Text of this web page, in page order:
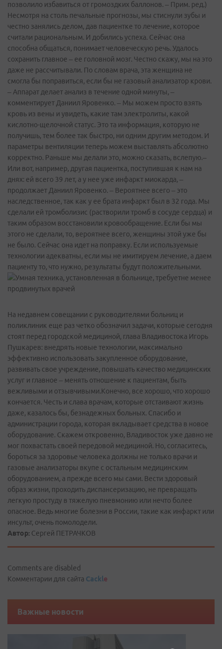
позволило избавиться от громоздких баллонов. – Прим. ред.)
Несмотря на столь печальные прогнозы, мы стиснули зубы и
честно занялись делом, дав пациентке то лечение, которое
считали рациональным. И добились успеха. Сейчас она
способна общаться, понимает человеческую речь. Удалось
сохранить главное – ее головной мозг. Честно скажу, мы на это
даже не рассчитывали. По словам врача, эта женщина не
смогла бы поправиться, если бы не газовый анализатор крови.
– Аппарат делает анализ в течение одной минуты, –
комментирует Даниил Яровенко. – Мы можем просто взять
кровь из вены и увидеть, какие там электролиты, какой
кислотно-щелочной статус. Это та информация, которую не
получишь, тем более так быстро, ни одним другим методом. И
параметры вентиляции теперь можем выставлять абсолютно
корректно. Раньше мы делали это, можно сказать, вслепую.–
Или вот, например, другая пациентка, поступившая к нам на
днях: ей всего 39 лет, а у нее уже инфаркт миокарда, –
продолжает Даниил Яровенко. – Вероятнее всего – это
наследственное, так как у ее брата инфаркт был в 32 года. Мы
сделали ей тромболизис (растворили тромб в сосуде сердца) и
таким образом восстановили кровообращение. Если бы мы
этого не сделали, то, вероятнее всего, женщины этой уже бы
не было. Сейчас она идет на поправку. Если используемые
технологии адекватны, если мы не имитируем лечение, а даем
пациенту то, что нужно, результаты будут положительными.
На недавнем совещании с руководителями больниц и
поликлиник еще раз четко обозначил задачи, которые сегодня
стоят перед городской медициной, глава Владивостока Игорь
Пушкарев: внедрять новые технологии, максимально
эффективно использовать закупленное оборудование,
развивать свое учреждение, повышать качество медицинских
услуг и главное – менять отношение к пациентам, быть
вежливыми и отзывчивыми.Конечно, все хорошо, что хорошо
кончается. Честь и слава врачам, которые отстаивают жизнь
даже, казалось бы, безнадежных больных. Спасибо и
администрации города, которая вкладывает средства в новое
оборудование. Скажем откровенно, Владивосток уже давно не
мог похвастать своей передовой медициной. Но, согласитесь,
бороться за здоровье человека должны не только врачи и
газовые анализаторы вкупе с остальным медицинским
оборудованием, а прежде всего мы сами. Вести здоровый
образ жизни, проходить диспансеризацию, не превращать
легкую простуду в тяжелую пневмонию или нечто более
опасное. Ведь многие болезни в России, такие как инфаркт или
инсульт, очень помолодели.
Автор: Сергей ПЕТРАЧКОВ
Comments are disabled
Комментарии для сайта Cackle
Важные новости